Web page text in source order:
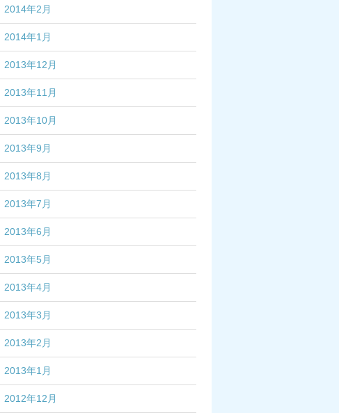
2014年2月
2014年1月
2013年12月
2013年11月
2013年10月
2013年9月
2013年8月
2013年7月
2013年6月
2013年5月
2013年4月
2013年3月
2013年2月
2013年1月
2012年12月